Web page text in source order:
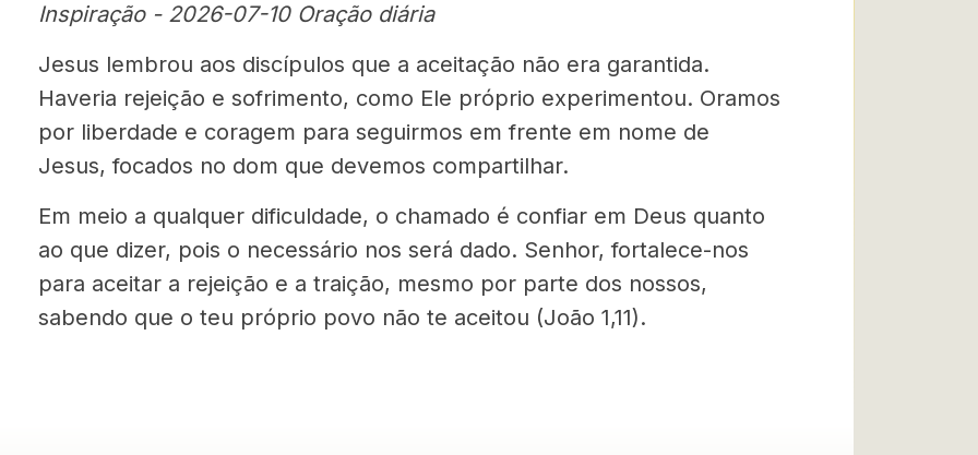
Inspiração - 2026-07-10 Oração diária
Jesus lembrou aos discípulos que a aceitação não era garantida.
Haveria rejeição e sofrimento, como Ele próprio experimentou. Oramos
por liberdade e coragem para seguirmos em frente em nome de
Jesus, focados no dom que devemos compartilhar.
Em meio a qualquer dificuldade, o chamado é confiar em Deus quanto
ao que dizer, pois o necessário nos será dado. Senhor, fortalece-nos
para aceitar a rejeição e a traição, mesmo por parte dos nossos,
sabendo que o teu próprio povo não te aceitou (João 1,11).